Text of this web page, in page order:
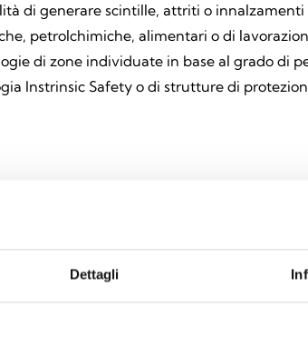
Dettagli
di generare scintille, attriti o
petrolchimiche, alimentari o di
di zone individuate in base al grado di
Instrinsic Safety o di strutture di
tutti i prodotti